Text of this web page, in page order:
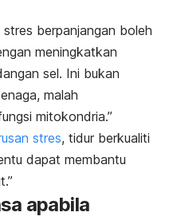
berpanjangan boleh
meningkatkan
sel. Ini bukan
malah
mitokondria.”
stres, tidur berkualiti
dapat membantu
apabila